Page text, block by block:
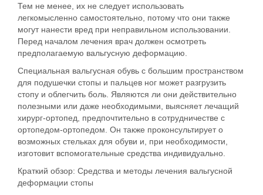
Тем не менее, их не следует использовать
легкомысленно самостоятельно, потому что они также
могут нанести вред при неправильном использовании.
Перед началом лечения врач должен осмотреть
предполагаемую вальгусную деформацию.
Специальная вальгусная обувь с большим пространством
для подушечки стопы и пальцев ног может разгрузить
стопу и облегчить боль. Являются ли они действительно
полезными или даже необходимыми, выясняет лечащий
хирург-ортопед, предпочтительно в сотрудничестве с
ортопедом-ортопедом. Он также проконсультирует о
возможных стельках для обуви и, при необходимости,
изготовит вспомогательные средства индивидуально.
Краткий обзор: Средства и методы лечения вальгусной
деформации стопы